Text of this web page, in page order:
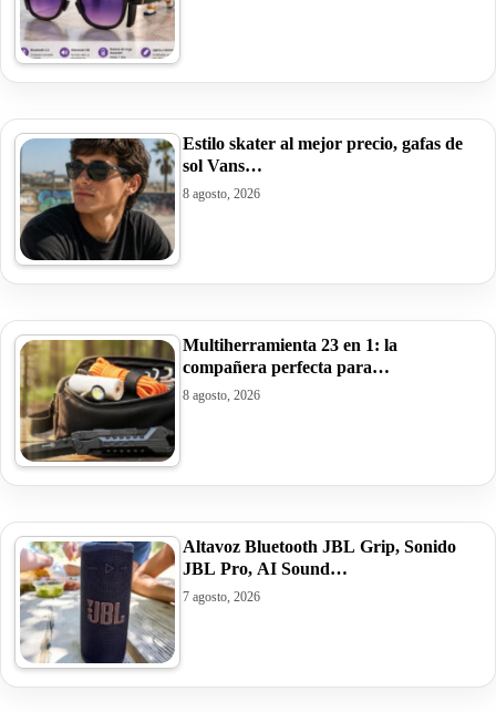
Estilo skater al mejor precio, gafas de
sol Vans…
8 agosto, 2026
Multiherramienta 23 en 1: la
compañera perfecta para…
8 agosto, 2026
Altavoz Bluetooth JBL Grip, Sonido
JBL Pro, AI Sound…
7 agosto, 2026